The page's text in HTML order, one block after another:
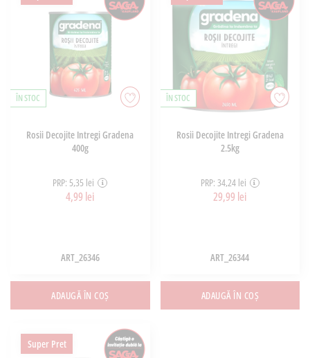
ÎN STOC
Rosii Decojite Intregi Gradena
400g
PRP: 5,35 lei
4,99 lei
ART_26346
ADAUGĂ ÎN COȘ
ÎN STOC
Rosii Decojite Intregi Gradena
2.5kg
PRP: 34,24 lei
29,99 lei
ART_26344
ADAUGĂ ÎN COȘ
Super Pret